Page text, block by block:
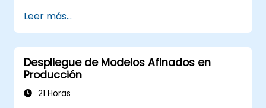
y la memoria.
Automatizar las monitorizaciones y los
disparadores de actualización basados en
la deriva del modelo o cambios en los
datos.
Integrar estrategias de actualización de
Leer más...
Despliegue de Modelos Afinados en
Producción
21 Horas